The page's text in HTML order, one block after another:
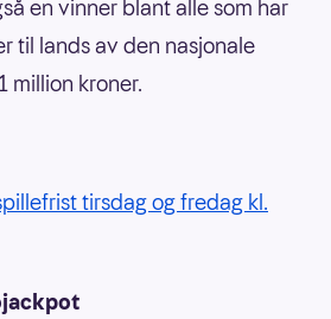
en vinner blant alle som har
til lands av den nasjonale
million kroner.
tirsdag og fredag kl.